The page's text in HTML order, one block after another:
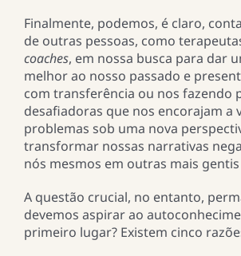
Finalmente, podemos, é claro,
de outras pessoas, como
coaches, em nossa busca para dar
melhor ao nosso passado e
com transferência ou nos fazendo
desafiadoras que nos encorajam a
problemas sob uma nova
transformar nossas narrativas
nós mesmos em outras mais
A questão crucial, no entanto,
devemos aspirar ao
primeiro lugar? Existem cinco